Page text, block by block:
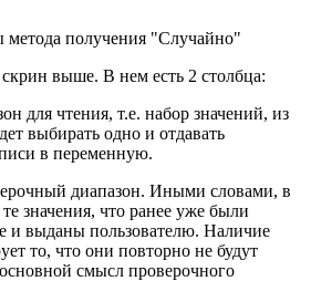
метода получения "Случайно"
выше. В нем есть 2 столбца:
для чтения, т.е. набор значений, из
выбирать одно и отдавать
в переменную.
диапазон. Иными словами, в
значения, что ранее уже были
и выданы пользователю. Наличие
то, что они повторно не будут
смысл проверочного